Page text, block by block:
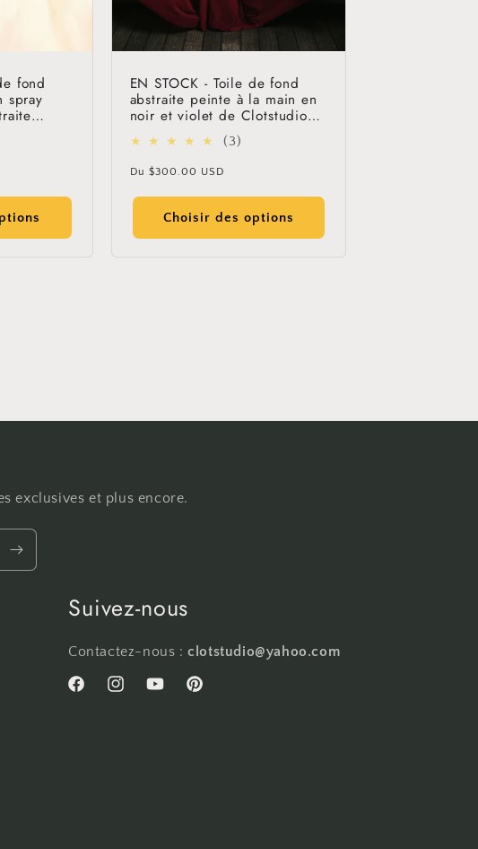
fond
spray
EN STOCK - Toile de fond
abstraite peinte à la main en
noir et violet de Clotstudio
#clot61
(3)
Prix
Du $300.00 USD
Choisir des options
exclusives et plus encore.
Suivez-nous
Contactez-nous :clotstudio@yahoo.com
FacebookInstagramYouTubePinterest